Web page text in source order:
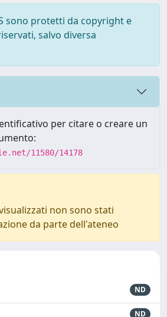
sono protetti da copyright e
salvo diversa
per citare o creare un
11580/14178
non sono stati
da parte dell'ateneo
ND
ND